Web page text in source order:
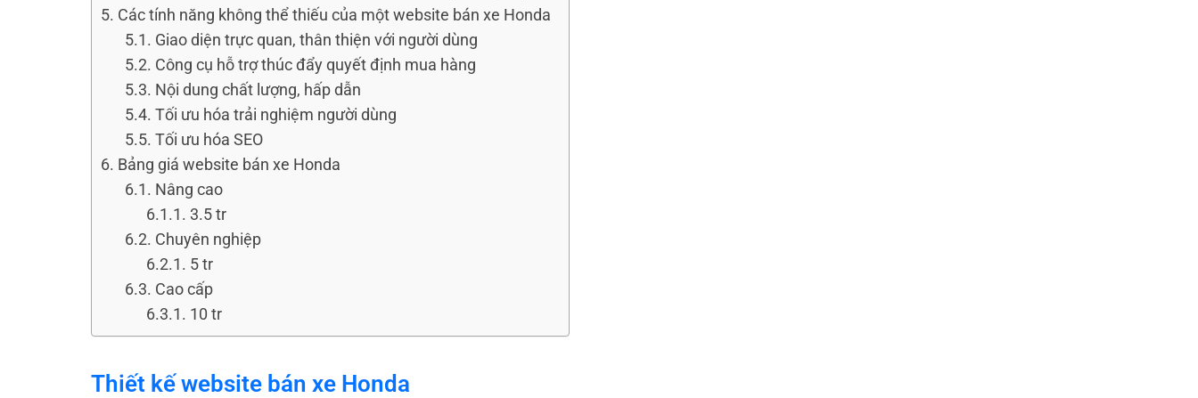
Các tính năng không thể thiếu của một website bán xe Honda
Giao diện trực quan, thân thiện với người dùng
Công cụ hỗ trợ thúc đẩy quyết định mua hàng
Nội dung chất lượng, hấp dẫn
Tối ưu hóa trải nghiệm người dùng
Tối ưu hóa SEO
Bảng giá website bán xe Honda
Nâng cao
3.5 tr
Chuyên nghiệp
5 tr
Cao cấp
10 tr
Thiết kế website bán xe Honda